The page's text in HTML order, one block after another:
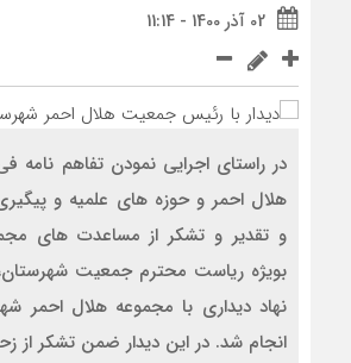
02 آذر 1400 - 11:14
در راستای اجرایی نمودن تفاهم
هلال احمر و حوزه های علمیه و
و تقدیر و تشکر از مساعدت های
بویژه ریاست محترم جمعیت
نهاد دیداری با مجموعه هلال احمر
انجام شد. در این دیدار ضمن تشکر از